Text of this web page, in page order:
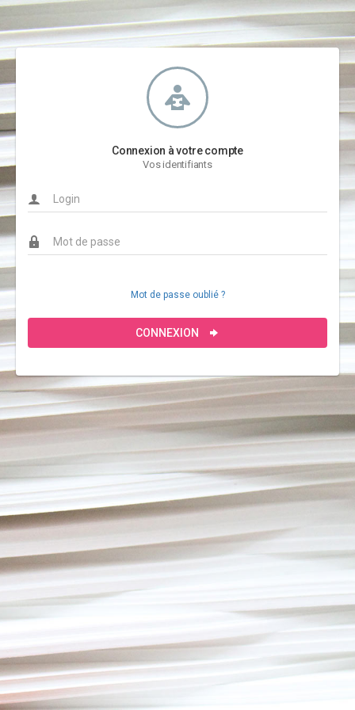
Connexion à votre compte
Vos identifiants
Mot de passe oublié ?
CONNEXION